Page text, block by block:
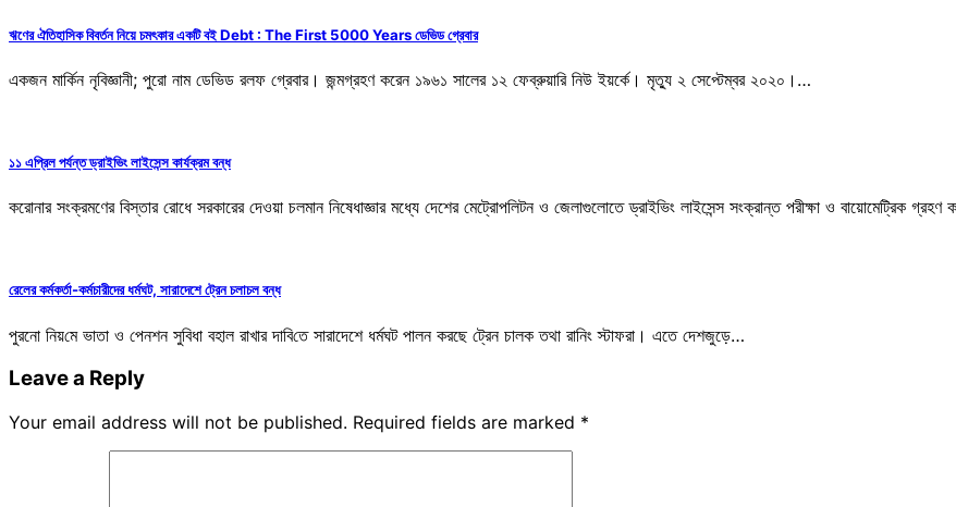
ঋণের ঐতিহাসিক বিবর্তন নিয়ে চমৎকার একটি বই Debt : The First 5000 Years ডেভিড গ্রেবার
একজন মার্কিন নৃবিজ্ঞানী; পুরো নাম ডেভিড রলফ গ্রেবার। জন্মগ্রহণ করেন ১৯৬১ সালের ১২ ফেব্রুয়ারি নিউ ইয়র্কে। মৃত্যু ২ সেপ্টেম্বর ২০২০।…
১১ এপ্রিল পর্যন্ত ড্রাইভিং লাইসেন্স কার্যক্রম বন্ধ
করোনার সংক্রমণের বিস্তার রোধে সরকারের দেওয়া চলমান নিষেধাজ্ঞার মধ্যে দেশের মেট্রোপলিটন ও জেলাগুলোতে ড্রাইভিং লাইসেন্স সংক্রান্ত পরীক্ষা ও বায়োমেট্রিক গ্রহণ
রেলের কর্মকর্তা-কর্মচারীদের ধর্মঘট, সারাদেশে ট্রেন চলাচল বন্ধ
পুরনো নিয়‌মে ভাতা ও পেনশন সু‌বিধা বহাল রাখার দা‌বি‌তে সারাদেশে ধর্মঘট পালন করছে ট্রেন চালক তথা রানিং স্টাফরা। এতে দেশজুড়ে…
Leave a Reply
Your email address will not be published. Required fields are marked *